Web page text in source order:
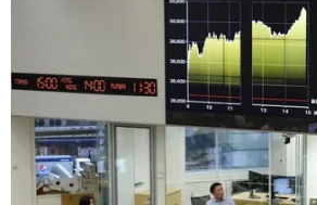
Cây sơn tra, còn gọi là táo mèo, bắt
tháng Ba và đến đầu tháng Chín cho
mang lại giá trị kinh tế cho bà con
Cang Chải, tỉnh Yên Bái.